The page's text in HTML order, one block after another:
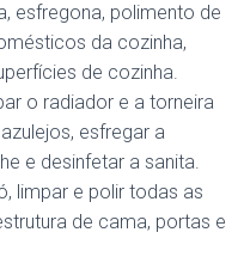
esfregona, polimento de
da cozinha,
de cozinha.
o radiador e a torneira
esfregar a
e desinfetar a sanita.
limpar e polir todas as
de cama, portas e